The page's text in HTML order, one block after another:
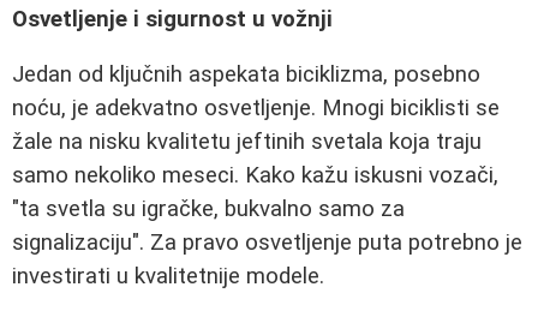
Osvetljenje i sigurnost u vožnji
Jedan od ključnih aspekata biciklizma, posebno
noću, je adekvatno osvetljenje. Mnogi biciklisti se
žale na nisku kvalitetu jeftinih svetala koja traju
samo nekoliko meseci. Kako kažu iskusni vozači,
"ta svetla su igračke, bukvalno samo za
signalizaciju". Za pravo osvetljenje puta potrebno je
investirati u kvalitetnije modele.